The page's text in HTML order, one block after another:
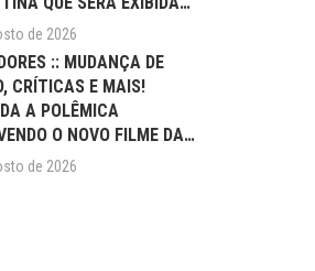
(07/08)
de 2026
:: MUDANÇA DE
CRÍTICAS E MAIS!
A POLÊMICA
O NOVO FILME DA
de 2026